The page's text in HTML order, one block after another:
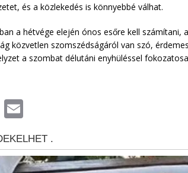
és a közlekedés is könnyebbé válhat.
a hétvége elején ónos esőre kell számítani,
közvetlen szomszédságáról van szó,
a szombat délutáni enyhüléssel
M
ss
e
ai
l